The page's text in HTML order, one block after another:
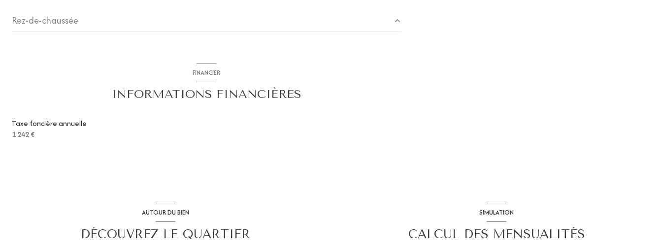
Rez-de-chaussée
chambre
FINANCIER
INFORMATIONS FINANCIÈRES
Taxe foncière annuelle
1 242 €
AUTOUR DU BIEN
DÉCOUVREZ LE QUARTIER
SIMULATION
CALCUL DES MENSUALITÉS